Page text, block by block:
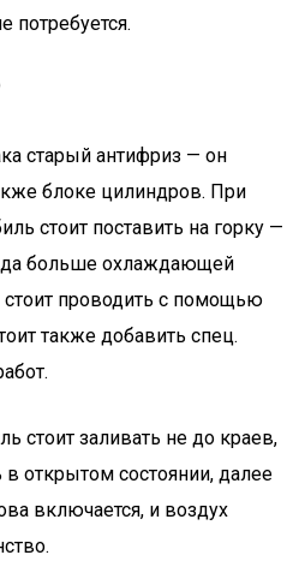
потребуется.
старый антифриз — он
блоке цилиндров. При
стоит поставить на горку —
больше охлаждающей
проводить с помощью
также добавить спец.
стоит заливать не до краев,
открытом состоянии, далее
включается, и воздух